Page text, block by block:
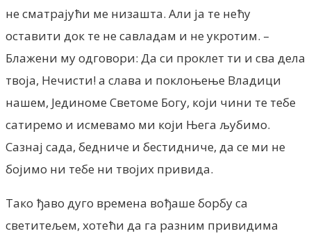
не сматрајући ме низашта. Али ја те нећу
оставити док те не савладам и не укротим. –
Блажени му одговори: Да си проклет ти и сва дела
твоја, Нечисти! а слава и поклоњење Владици
нашем, Јединоме Светоме Богу, који чини те тебе
сатиремо и исмевамо ми који Њега љубимо.
Сазнај сада, бедниче и бестидниче, да се ми не
бојимо ни тебе ни твојих привида.
Тако ђаво дуго времена вођаше борбу са
светитељем, хотећи да га разним привидима